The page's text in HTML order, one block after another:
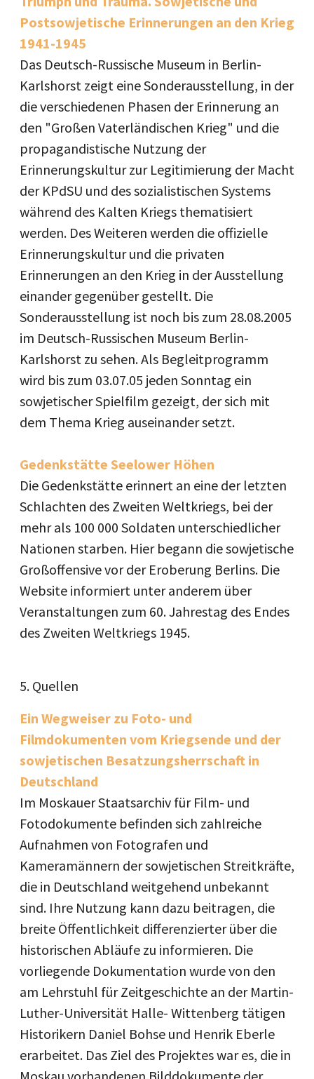
Postsowjetische Erinnerungen an den Krieg
1941-1945
Das Deutsch-Russische Museum in Berlin-
Karlshorst zeigt eine Sonderausstellung, in der
die verschiedenen Phasen der Erinnerung an
den "Großen Vaterländischen Krieg" und die
propagandistische Nutzung der
Erinnerungskultur zur Legitimierung der Macht
der KPdSU und des sozialistischen Systems
während des Kalten Kriegs thematisiert
werden. Des Weiteren werden die offizielle
Erinnerungskultur und die privaten
Erinnerungen an den Krieg in der Ausstellung
einander gegenüber gestellt. Die
Sonderausstellung ist noch bis zum 28.08.2005
im Deutsch-Russischen Museum Berlin-
Karlshorst zu sehen. Als Begleitprogramm
wird bis zum 03.07.05 jeden Sonntag ein
sowjetischer Spielfilm gezeigt, der sich mit
dem Thema Krieg auseinander setzt.
Gedenkstätte Seelower Höhen
Die Gedenkstätte erinnert an eine der letzten
Schlachten des Zweiten Weltkriegs, bei der
mehr als 100 000 Soldaten unterschiedlicher
Nationen starben. Hier begann die sowjetische
Großoffensive vor der Eroberung Berlins. Die
Website informiert unter anderem über
Veranstaltungen zum 60. Jahrestag des Endes
des Zweiten Weltkriegs 1945.
5. Quellen
Ein Wegweiser zu Foto- und
Filmdokumenten vom Kriegsende und der
sowjetischen Besatzungsherrschaft in
Deutschland
Im Moskauer Staatsarchiv für Film- und
Fotodokumente befinden sich zahlreiche
Aufnahmen von Fotografen und
Kameramännern der sowjetischen Streitkräfte,
die in Deutschland weitgehend unbekannt
sind. Ihre Nutzung kann dazu beitragen, die
breite Öffentlichkeit differenzierter über die
historischen Abläufe zu informieren. Die
vorliegende Dokumentation wurde von den
am Lehrstuhl für Zeitgeschichte an der Martin-
Luther-Universität Halle- Wittenberg tätigen
Historikern Daniel Bohse und Henrik Eberle
erarbeitet. Das Ziel des Projektes war es, die in